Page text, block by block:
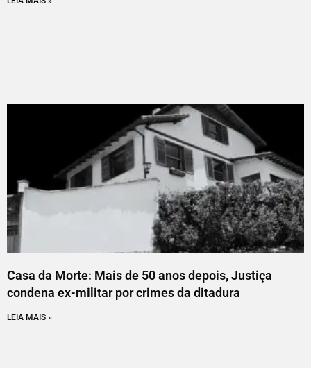
Casa da Morte: Mais de 50 anos depois, Justiça
condena ex-militar por crimes da ditadura
LEIA MAIS »